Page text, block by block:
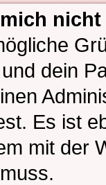
dein
Es ist
mit der